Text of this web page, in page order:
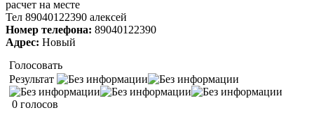
расчет на месте
Тел 89040122390 алексей
Номер телефона: 89040122390
Адрес: Новый
Голосовать
Результат
0 голосов